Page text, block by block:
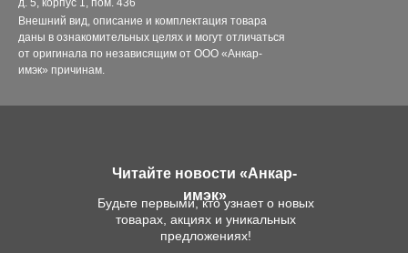
Читайте новости «Анкар-
имэк»
Будьте первыми, кто узнает о новых
товарах, акциях и уникальных
предложениях!
Внешний вид, описание и комплектация товара
даны в ознакомительных целях и могут отличаться
от оригинала по независящим от ООО «Анкар-
имэк» причинам.